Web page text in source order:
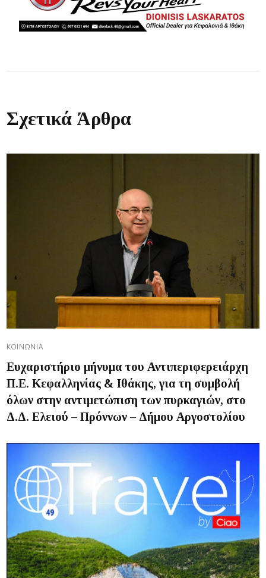
Σχετικά Άρθρα
ΚΟΙΝΩΝΊΑ
Ευχαριστήριο μήνυμα του Αντιπεριφερειάρχη
Π.Ε. Κεφαλληνίας & Ιθάκης, για τη συμβολή
όλων στην αντιμετώπιση των πυρκαγιών, στο
Δ.Δ. Ελειού – Πρόννων – Δήμου Αργοστολίου